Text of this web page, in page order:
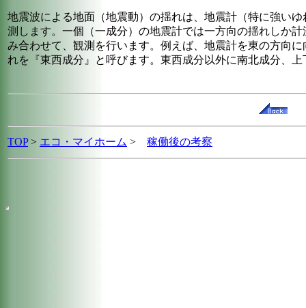
地震波による地面（地震動）の揺れは、地震計（特に強い
測します。一個（一成分）の地震計では一方向の揺れしか
み合わせて、観測を行います。例えば、地震計を東の方向
れを『東西成分』と呼びます。東西成分以外に南北成分、
TOP> エコ・マイホーム > 稼働後の考察